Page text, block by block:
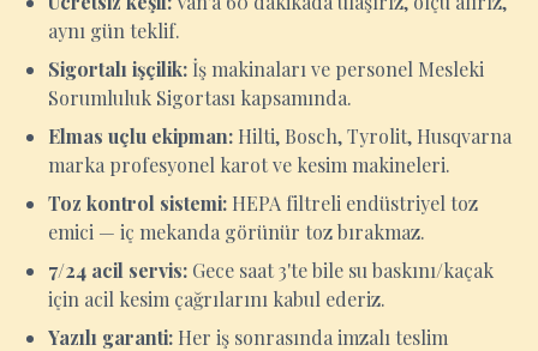
aynı gün teklif.
Sigortalı işçilik: İş makinaları ve personel Mesleki
Sorumluluk Sigortası kapsamında.
Elmas uçlu ekipman: Hilti, Bosch, Tyrolit, Husqvarna
marka profesyonel karot ve kesim makineleri.
Toz kontrol sistemi: HEPA filtreli endüstriyel toz
emici — iç mekanda görünür toz bırakmaz.
7/24 acil servis: Gece saat 3'te bile su baskını/kaçak
için acil kesim çağrılarını kabul ederiz.
Yazılı garanti: Her iş sonrasında imzalı teslim